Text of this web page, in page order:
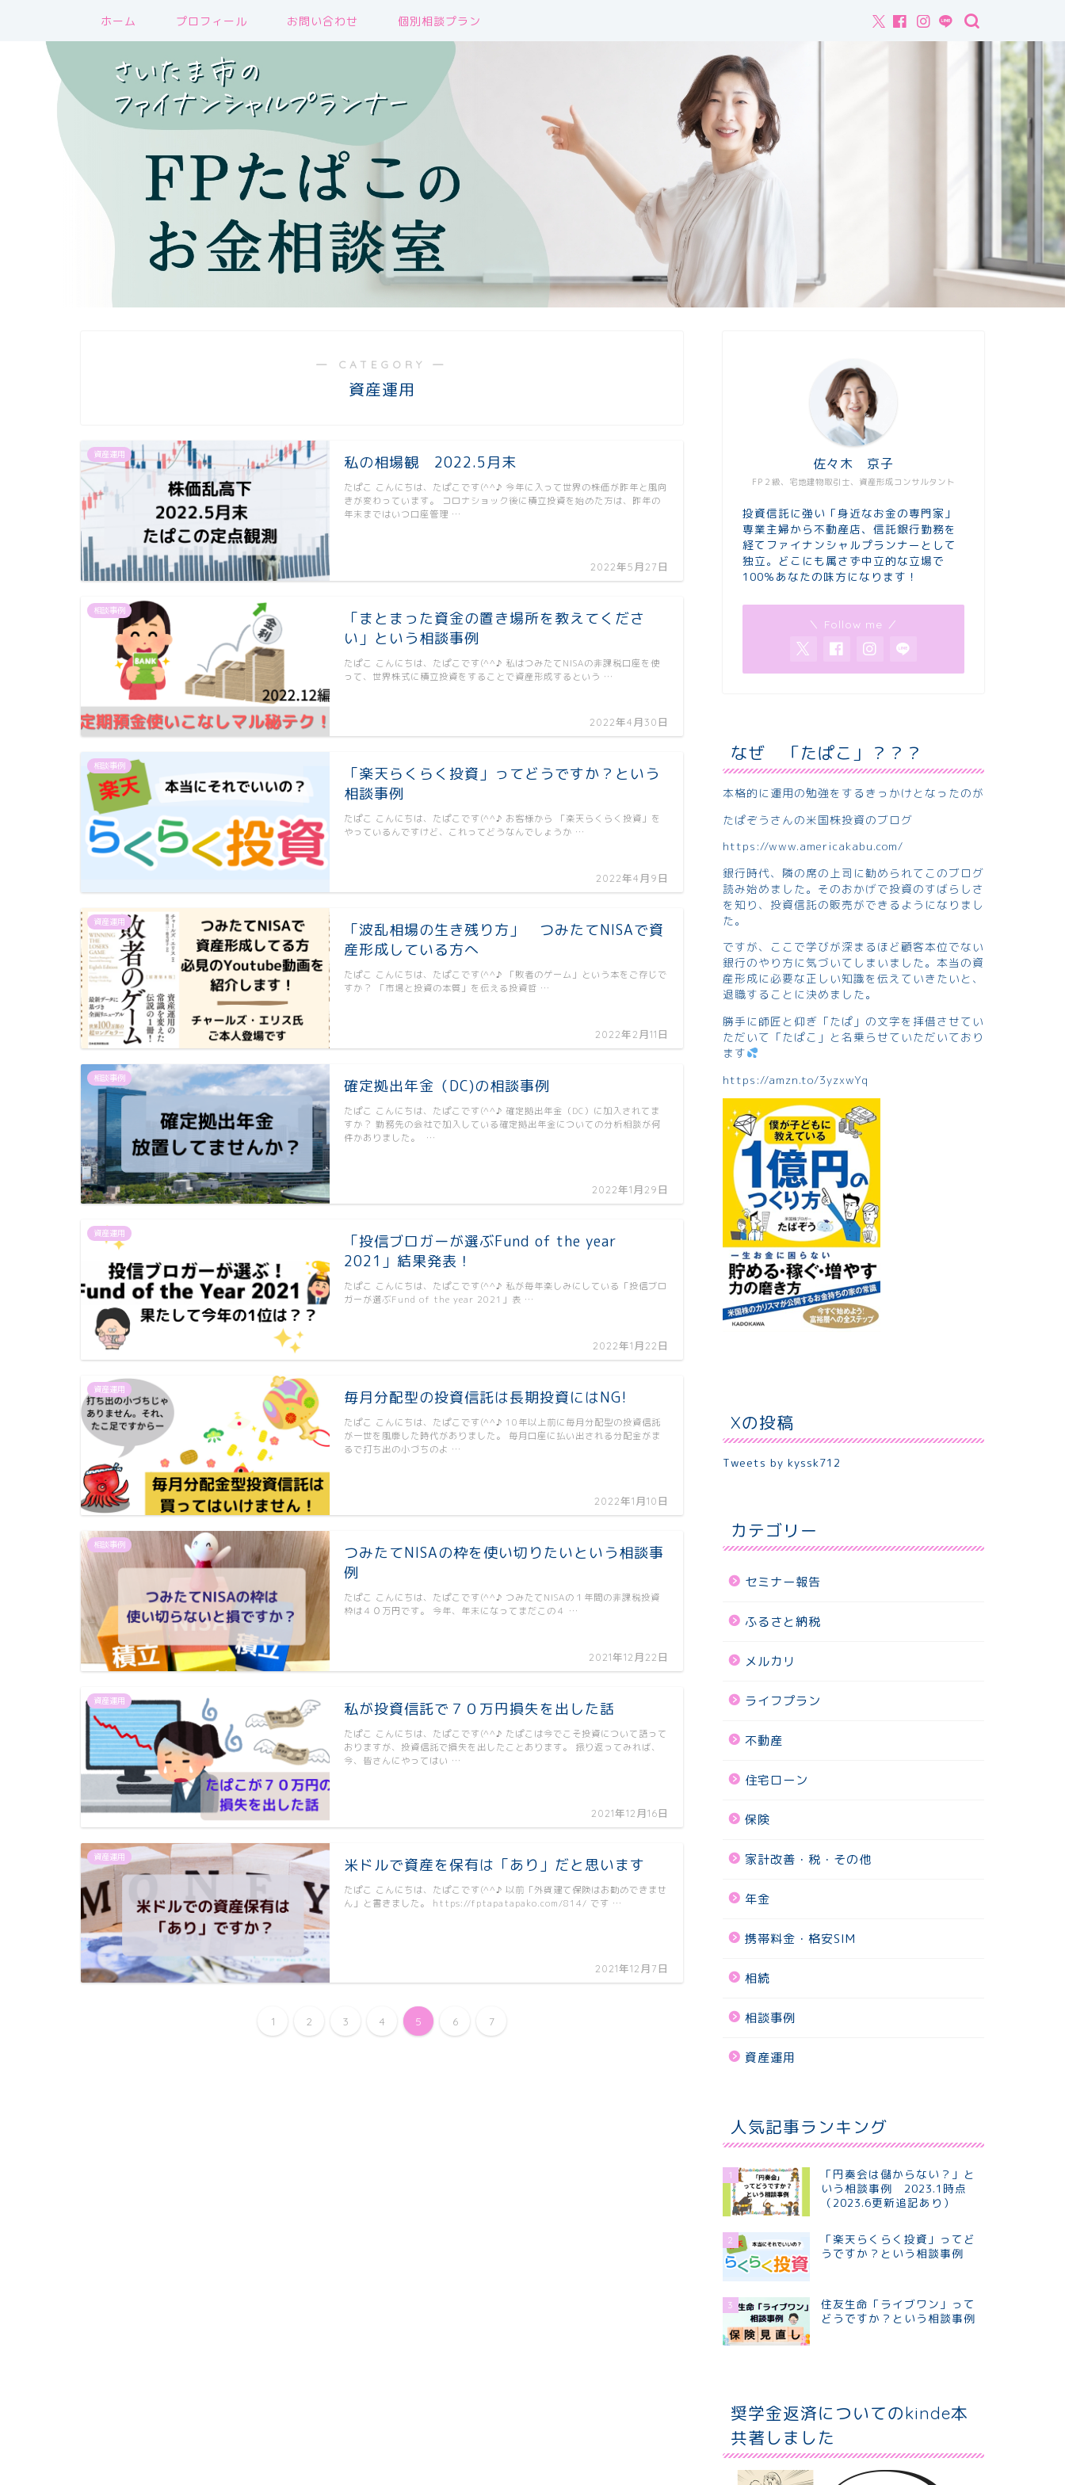
ホーム プロフィール お問い合わせ 個別相談プラン
― CATEGORY ―
資産運用
資産運用 私の相場観 2022.5月末
2022年5月27日
たぱこ こんにちは、たぱこです(^^♪ 今年に入って世界の株価が昨年と風向
きが変わっています。 コロナショック後に積立投資を始めた方は、昨年の
年末まではいつ口座管理 …
相談事例
「まとまった資金の置き場所を教えてくださ
い」という相談事例
2022年4月30日
たぱこ こんにちは、たぱこです(^^♪ 私はつみたてNISAの非課税口座を使
って、世界株式に積立投資をすることで資産形成するという …
相談事例
「楽天らくらく投資」ってどうですか？という
相談事例
2022年4月9日
たぱこ こんにちは、たぱこです(^^♪ お客様から 「楽天らくらく投資」を
やっているんですけど、これってどうなんでしょうか …
資産運用
「波乱相場の生き残り方」 つみたてNISAで資
産形成している方へ
2022年2月11日
たぱこ こんにちは、たぱこです(^^♪ 「敗者のゲーム」という本をご存じで
すか？ 「市場と投資の本質」を伝える投資哲 …
相談事例 確定拠出年金（DC)の相談事例
2022年1月29日
たぱこ こんにちは、たぱこです(^^♪ 確定拠出年金（DC）に加入されてま
すか？ 勤務先の会社で加入している確定拠出年金についての分析相談が何
件かありました。 …
資産運用
「投信ブロガーが選ぶFund of the year
2021」結果発表！
2022年1月22日
たぱこ こんにちは、たぱこです(^^♪ 私が毎年楽しみにしている「投信ブロ
ガーが選ぶFund of the year 2021」表 …
資産運用 毎月分配型の投資信託は長期投資にはNG!
2022年1月10日
たぱこ こんにちは、たぱこです(^^♪ 10年以上前に毎月分配型の投資信託
が一世を風靡した時代がありました。 毎月口座に払い出される分配金がま
るで打ち出の小づちのよ …
相談事例
つみたてNISAの枠を使い切りたいという相談事
例
2021年12月22日
たぱこ こんにちは、たぱこです(^^♪ つみたてNISAの１年間の非課税投資
枠は４０万円です。 今年、年末になってまだこの４ …
資産運用 私が投資信託で７０万円損失を出した話
2021年12月16日
たぱこ こんにちは、たぱこです(^^♪ たぱこは今でこそ投資について語って
おりますが、投資信託で損失を出したことあります。 振り返ってみれば、
今、皆さんにやってはい …
資産運用 米ドルで資産を保有は「あり」だと思います
2021年12月7日
たぱこ こんにちは、たぱこです(^^♪ 以前「外貨建て保険はお勧めできませ
ん」と書きました。 https://fptapatapako.com/814/ です …
1 2 3 4 5 6 7
FP２級、宅地建物取引士、資産形成コンサルタント
佐々木 京子
投資信託に強い「身近なお金の専門家」
専業主婦から不動産店、信託銀行勤務を
経てファイナンシャルプランナーとして
独立。どこにも属さず中立的な立場で
100％あなたの味方になります！
＼ Follow me ／
なぜ 「たぱこ」？？？
本格的に運用の勉強をするきっかけとなったのが
たぱぞうさんの米国株投資のブログ
https://www.americakabu.com/
銀行時代、隣の席の上司に勧められてこのブログ
読み始めました。そのおかげで投資のすばらしさ
を知り、投資信託の販売ができるようになりまし
た。
ですが、ここで学びが深まるほど顧客本位でない
銀行のやり方に気づいてしまいました。本当の資
産形成に必要な正しい知識を伝えていきたいと、
退職することに決めました。
勝手に師匠と仰ぎ「たぱ」の文字を拝借させてい
ただいて「たぱこ」と名乗らせていただいており
ます
https://amzn.to/3yzxwYq
Xの投稿
Tweets by kyssk712
カテゴリー
セミナー報告
ふるさと納税
メルカリ
ライフプラン
不動産
住宅ローン
保険
家計改善・税・その他
年金
携帯料金・格安SIM
相続
相談事例
資産運用
人気記事ランキング
1
「円奏会は儲からない？」と
いう相談事例 2023.1時点
（2023.6更新追記あり）
2
「楽天らくらく投資」ってど
うですか？という相談事例
3
住友生命「ライブワン」って
どうですか？という相談事例
奨学金返済についてのkinde本
共著しました